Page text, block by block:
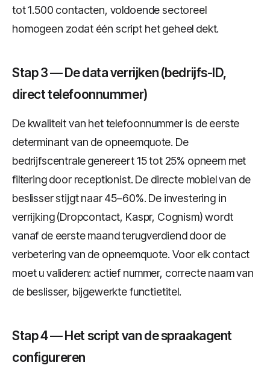
tot 1.500 contacten, voldoende sectoreel
homogeen zodat één script het geheel dekt.
Stap 3 — De data verrijken (bedrijfs-ID,
direct telefoonnummer)
De kwaliteit van het telefoonnummer is de eerste
determinant van de opneemquote. De
bedrijfscentrale genereert 15 tot 25% opneem met
filtering door receptionist. De directe mobiel van de
beslisser stijgt naar 45–60%. De investering in
verrijking (Dropcontact, Kaspr, Cognism) wordt
vanaf de eerste maand terugverdiend door de
verbetering van de opneemquote. Voor elk contact
moet u valideren: actief nummer, correcte naam van
de beslisser, bijgewerkte functietitel.
Stap 4 — Het script van de spraakagent
configureren